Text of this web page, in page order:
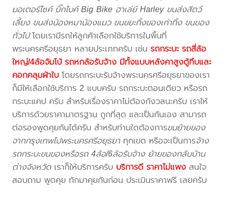
มอเตอร์ไซค์ บิ๊กไบค์ Big Bike ฮาเล่ย์ Harley ขนส่งสัตว์
เลี้ยง ขนส่งน้องหมาน้องแมว ขนขยะทิ้งของเก่าทิ้ง ขนของ
ทั่วไปโดยเรามีรถให้ลูกค้าเลือกใช้บริการในพื้นที่
พระนครศรีอยุธยา หลายประเภทครับ เช่นรถกระบะ รถสี่ล้อ
ใหญ่/4ล้อจัมโบ้ รถหกล้อรับจ้าง มีทั้งแบบหลังคาสูงตู้ทึบและ
คอกคลุมผ้าใบ โดยรถกระบะรับจ้างพระนครศรีอยุธยาของเรา
ก็มีให้เลือกใช้บริการ 2 แบบครับ รถกระบะตอนเดียว หรือรถ
กระบะแคป ครับ สำหรับเรื่องราคาไม่ต้องกังวลนะครับ เราให้
บริการด้วยราคามาตรฐาน ถูกที่สุด และเป็นกันเอง สามารถ
ต่อรองพูดคุยกันได้ครับ สำหรับท่านใดต้องการขนย้ายของ
จากกรุงเทพไปพระนครศรีอยุธยาทุกเขต หรือจะเป็นการจ้าง
รถกระบะขนของหรือรถ 4ล้อ/6ล้อรับจ้าง ย้ายของกลับบ้าน
ต่างจังหวัด เราก็ให้บริการครับ บริการดี ราคาไม่แพง สนใจ
สอบถาม พูดคุย ทักมาคุยกันก่อน ประเมินราคาฟรี เลยครับ